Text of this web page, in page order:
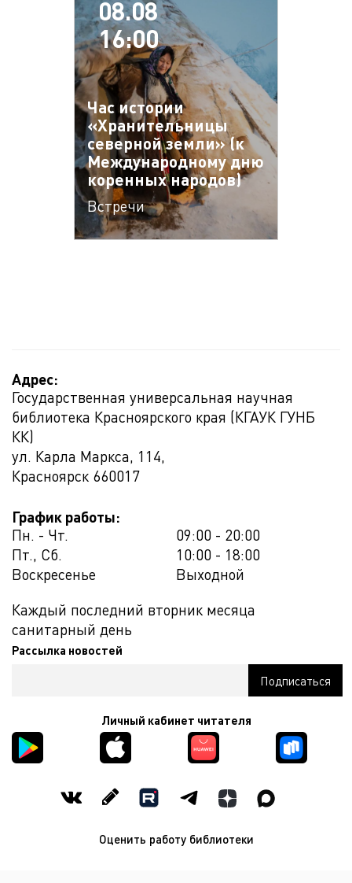
08.08
16:00
Час истории
«Хранительницы
северной земли» (к
Международному дню
коренных народов)
Встречи
Адрес:
Государственная универсальная научная
библиотека Красноярского края (КГАУК ГУНБ
КК)
ул. Карла Маркса, 114,
Красноярск 660017
График работы:
Пн. - Чт.
09:00 - 20:00
Пт., Сб.
10:00 - 18:00
Воскресенье
Выходной
Каждый последний вторник месяца
санитарный день
Рассылка новостей
Личный кабинет читателя
Оценить работу библиотеки